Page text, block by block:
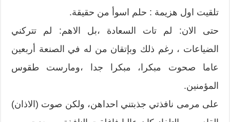
تلقيت اول هزيمة : حلم اسوأ من حقيقة.
حتى الان: لم تات السعادة ،بل الاهم: لم تتركني
الضياعات ، رغم ذلك وبإتقان من له في الصنعة أربعين
عاما صحوت مبكرا، مبكرا جدا ،ومارست طقوس
المؤمنين.
على مرمى نافذتي جذبتني احداهن، ولكن صوت (الاذان)